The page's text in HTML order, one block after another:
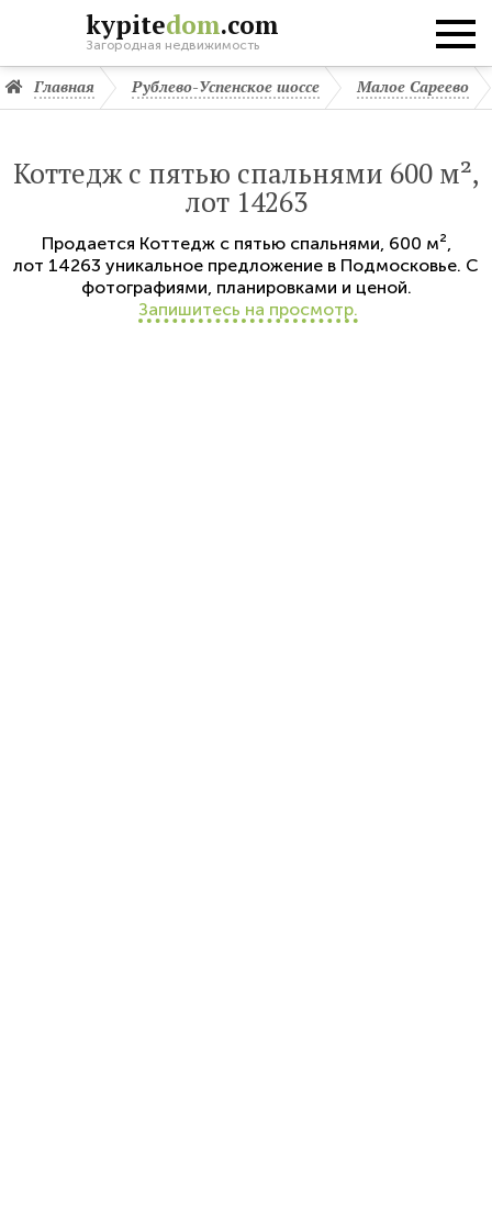
kypitedom.com
Загородная недвижимость
Главная Рублево-Успенское шоссе Малое Сареево
Коттедж с пятью спальнями 600 м²,
лот 14263
Продается Коттедж с пятью спальнями, 600 м²,
лот 14263 уникальное предложение в Подмосковье. С
фотографиями, планировками и ценой.
Запишитесь на просмотр.